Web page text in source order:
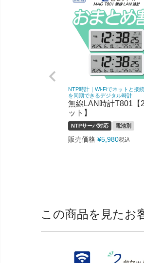
NTP時計｜Wi-Fiでネットと接
を同期できるデジタル時計
無線LAN時計T801【
ット】
NTPサーバ対応 電池別
販売価格 ¥5,980税込
この商品を見たお